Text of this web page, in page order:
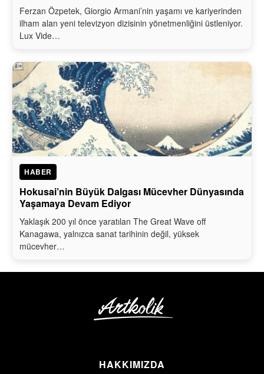
Ferzan Özpetek, Giorgio Armani’nin yaşamı ve kariyerinden
ilham alan yeni televizyon dizisinin yönetmenliğini üstleniyor.
Lux Vide…
HABER
Hokusai’nin Büyük Dalgası Mücevher Dünyasında
Yaşamaya Devam Ediyor
Yaklaşık 200 yıl önce yaratılan The Great Wave off
Kanagawa, yalnızca sanat tarihinin değil, yüksek
mücevher…
HAKKIMIZDA